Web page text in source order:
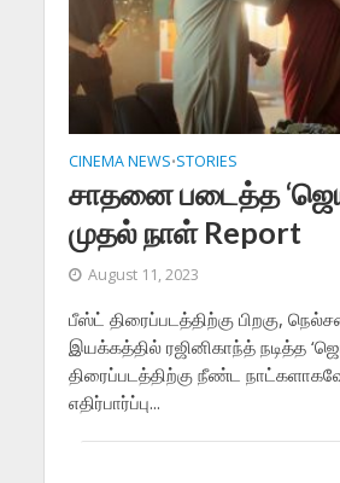
CINEMA NEWS•STORIES
சாதனை படைத்த
முதல் நாள் Report
August 11, 2023
பீஸ்ட் திரைப்படத்திற்கு பிறகு,
இயக்கத்தில் ரஜினிகாந்த் நடித்த
திரைப்படத்திற்கு நீண்ட
எதிர்பார்ப்பு...